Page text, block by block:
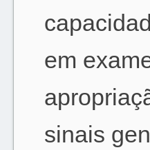
em
sinais